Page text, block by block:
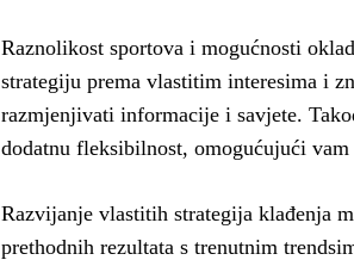
Raznolikost sportova i mogućnosti
strategiju prema vlastitim interesima i
razmjenjivati informacije i savjete.
dodatnu fleksibilnost, omogućujući
Razvijanje vlastitih strategija klađenja
prethodnih rezultata s trenutnim